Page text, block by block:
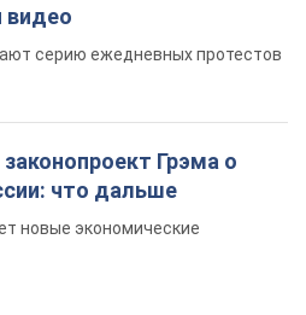
видео
серию ежедневных протестов
Грэма о
что дальше
новые экономические